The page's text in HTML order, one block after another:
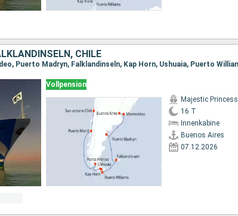
CHILE
Vollpension
Majestic Princess
16 T
Innenkabine
Buenos Aires
07.12.2026